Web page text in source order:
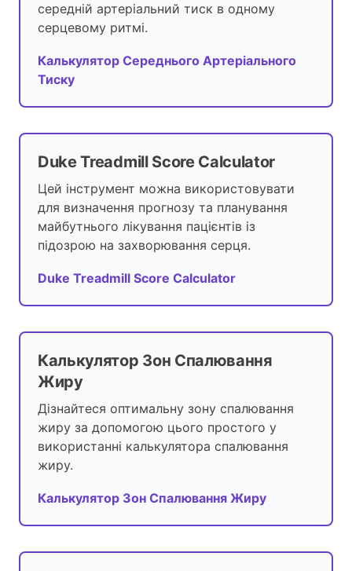
середній артеріальний тиск в одному
серцевому ритмі.
Калькулятор Середнього Артеріального
Тиску
Duke Treadmill Score Calculator
Цей інструмент можна використовувати
для визначення прогнозу та планування
майбутнього лікування пацієнтів із
підозрою на захворювання серця.
Duke Treadmill Score Calculator
Калькулятор Зон Спалювання
Жиру
Дізнайтеся оптимальну зону спалювання
жиру за допомогою цього простого у
використанні калькулятора спалювання
жиру.
Калькулятор Зон Спалювання Жиру